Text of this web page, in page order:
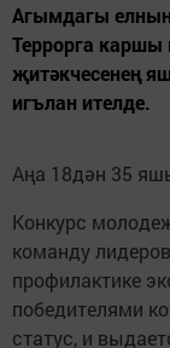
Агымдагы елның
Террорга каршы
җитәкчесенең
игълан ителде.
Аңа 18дән 35
Конкурс
команду
профилактике
победителями
статус, и